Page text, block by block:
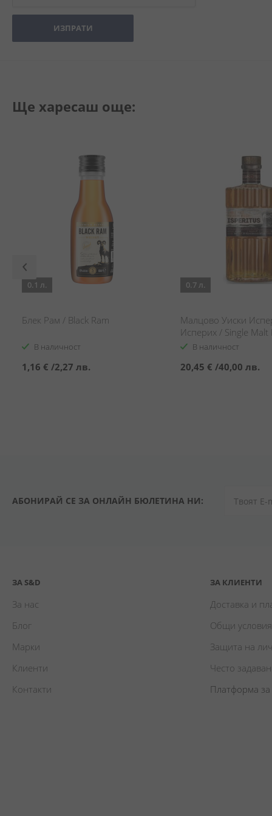
ИЗПРАТИ
Ще харесаш още:
0.1 л.
Блек Рам / Black Ram
В наличност
1,16 € /2,27 лв.
0.7 л.
Малцово Уиски
Исперих / Single Malt
Whisky ISPERITUS
В наличност
20,45 € /40,00 лв.
АБОНИРАЙ СЕ ЗА ОНЛАЙН БЮЛЕТИНА НИ:
ЗА S&D
За нас
Блог
Марки
Клиенти
Контакти
ЗА КЛИЕНТИ
Доставка и
Общи условия
Защита на
Често
Платформа